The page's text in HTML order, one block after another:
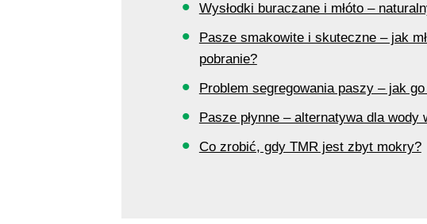
Wysłodki buraczane i młóto –
Pasze smakowite i skuteczne – jak
pobranie?
Problem segregowania paszy – jak
Pasze płynne – alternatywa dla wody
Co zrobić, gdy TMR jest zbyt mokry?